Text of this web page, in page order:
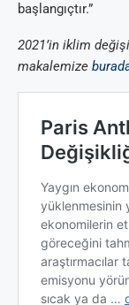
başlangıçtır.”
2021’in iklim
makalemize